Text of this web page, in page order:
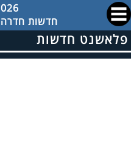
חדשות חדרה
פלאשנט חדשות